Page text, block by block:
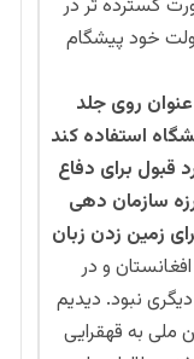
گسترده تر در
خود پیشگام
روی جلد
استفاده کند
قبول برای دفاع
سازمان دهی
زمین زدن زبان
و در
نبود. دیدیم
به قهقرایی